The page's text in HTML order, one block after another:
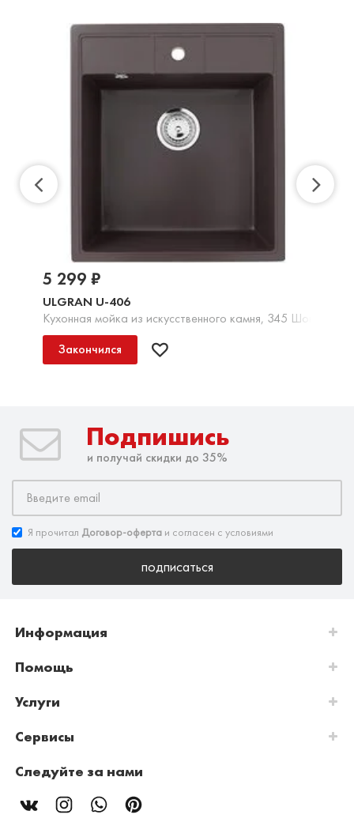
ULGRAN U-406
Кухонная мойка из искусственного камня, 345 Шоколад
5 299 ₽
Закончился
Подпишись
и получай скидки до 35%
Я прочитал Договор-оферта и согласен с условиями
подписаться
Информация
Помощь
Услуги
Сервисы
Следуйте за нами